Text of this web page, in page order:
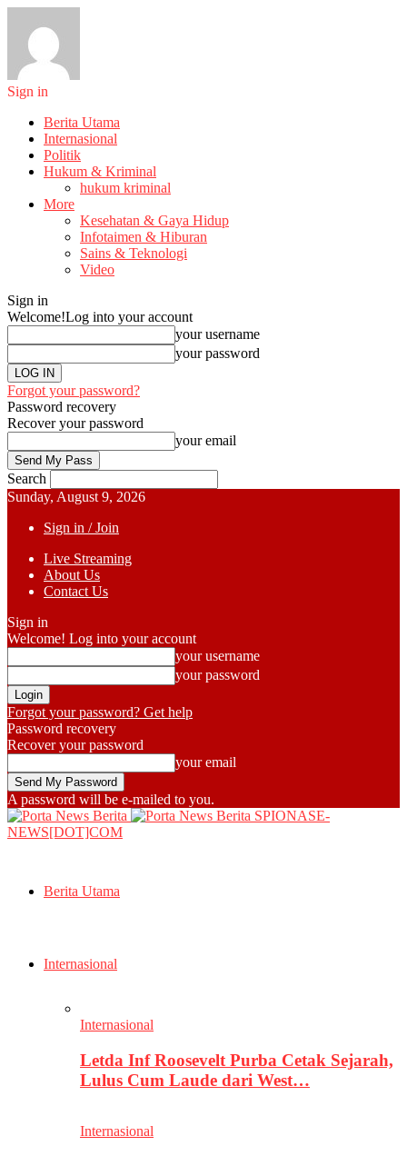
Sign in
Berita Utama
Internasional
Politik
Hukum & Kriminal
hukum kriminal
More
Kesehatan & Gaya Hidup
Infotaimen & Hiburan
Sains & Teknologi
Video
Sign in
Welcome!Log into your account
your username
your password
Forgot your password?
Password recovery
Recover your password
your email
Search
Sunday, August 9, 2026
Sign in / Join
Live Streaming
About Us
Contact Us
Sign in
Welcome! Log into your account
your username
your password
Forgot your password? Get help
Password recovery
Recover your password
your email
A password will be e-mailed to you.
SPIONASE-
NEWS[DOT]COM
Berita Utama
Internasional
Internasional
Letda Inf Roosevelt Purba Cetak Sejarah,
Lulus Cum Laude dari West…
Internasional